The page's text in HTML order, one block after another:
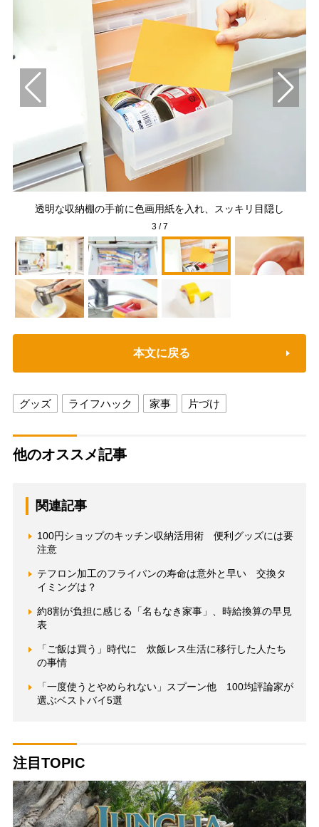
透明な収納棚の手前に色画用紙を入れ、スッキリ目隠し
3/7
本文に戻る
グッズ ライフハック 家事 片づけ
他のオススメ記事
関連記事
100円ショップのキッチン収納活用術 便利グッズには要
注意
テフロン加工のフライパンの寿命は意外と早い 交換タ
イミングは？
約8割が負担に感じる「名もなき家事」、時給換算の早見
表
「ご飯は買う」時代に 炊飯レス生活に移行した人たち
の事情
「一度使うとやめられない」スプーン他 100均評論家が
選ぶベストバイ5選
注目TOPIC